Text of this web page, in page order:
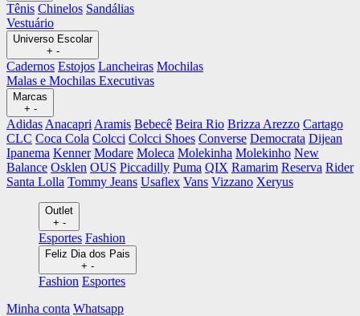
Tênis Chinelos Sandálias
Vestuário
Universo Escolar
+ -
Cadernos Estojos Lancheiras Mochilas
Malas e Mochilas Executivas
Marcas
+ -
Adidas Anacapri Aramis Bebecê Beira Rio Brizza Arezzo Cartago
CLC Coca Cola Colcci Colcci Shoes Converse Democrata Dijean
Ipanema Kenner Modare Moleca Molekinha Molekinho New
Balance Osklen OUS Piccadilly Puma QIX Ramarim Reserva Rider
Santa Lolla Tommy Jeans Usaflex Vans Vizzano Xeryus
Outlet
+ -
Esportes Fashion
Feliz Dia dos Pais
+ -
Fashion Esportes
Minha conta Whatsapp